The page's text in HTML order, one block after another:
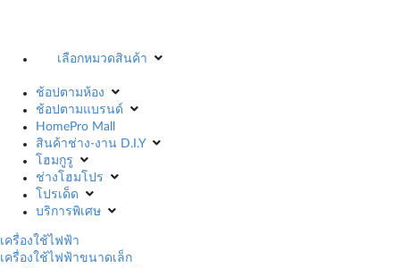
เลือกหมวดสินค้า
ช้อปตามห้อง
ช้อปตามแบรนด์
HomePro Mall
สินค้าช่าง-งาน D.I.Y
โฮมกูรู
ช่างโฮมโปร
โปรเด็ด
บริการพิเศษ
เครื่องใช้ไฟฟ้า
เครื่องใช้ไฟฟ้าขนาดเล็ก